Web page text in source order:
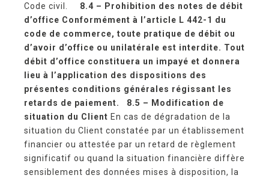
Code civil.
8.4 – Prohibition des notes de débit
d’office Conformément à l’article L 442-1 du
code de commerce, toute pratique de débit ou
d’avoir d’office ou unilatérale est interdite. Tout
débit d’office constituera un impayé et donnera
lieu à l’application des dispositions des
présentes conditions générales régissant les
retards de paiement.
8.5 – Modification de
situation du Client En cas de dégradation de la
situation du Client constatée par un établissement
financier ou attestée par un retard de règlement
significatif ou quand la situation financière diffère
sensiblement des données mises à disposition, la